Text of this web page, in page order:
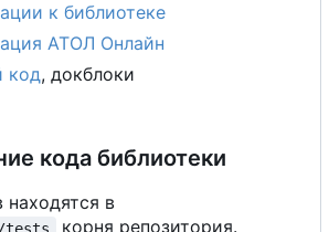
к библиотеке
АТОЛ Онлайн
код, докблоки
кода библиотеки
в
/tests
корня репозитория.